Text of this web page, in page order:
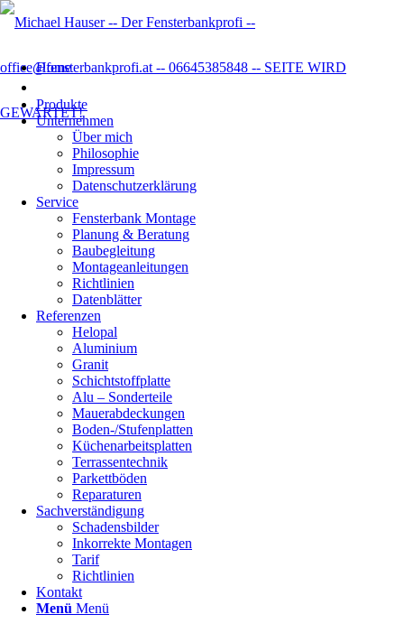
Home
Produkte
Unternehmen
Über mich
Philosophie
Impressum
Datenschutzer­klärung
Service
Fensterbank Montage
Planung & Beratung
Baubegleitung
Montageanleitungen
Richtlinien
Datenblätter
Referenzen
Helopal
Aluminium
Granit
Schichtstoffplatte
Alu – Sonderteile
Mauerabdeckungen
Boden-/Stufenplatten
Küchenarbeitsplatten
Terrassentechnik
Parkettböden
Reparaturen
Sachverständigung
Schadensbilder
Inkorrekte Montagen
Tarif
Richtlinien
Kontakt
Menü Menü